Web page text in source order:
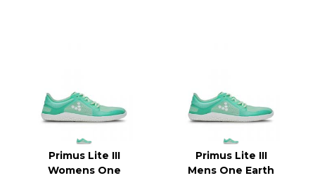
Primus Lite III
Womens One
Primus Lite III
Mens One Earth